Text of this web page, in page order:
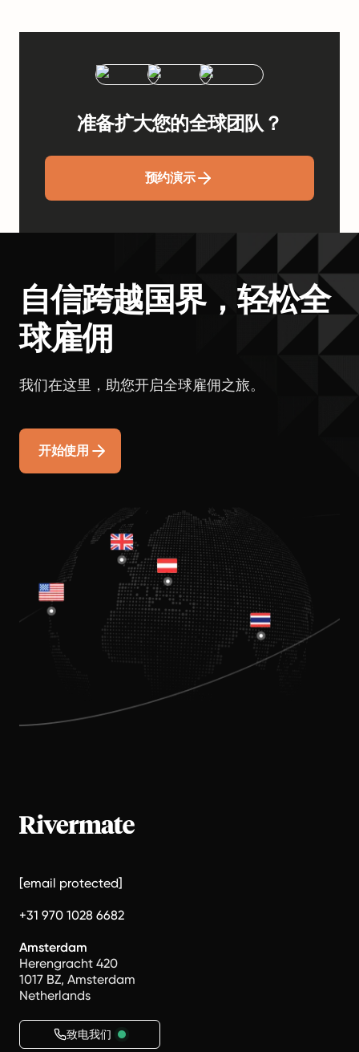
准备扩大您的全球团队？
预约演示
自信跨越国界，轻松全
球雇佣
我们在这里，助您开启全球雇佣之旅。
开始使用
[email protected]
+31 970 1028 6682
Amsterdam
Herengracht 420
1017 BZ, Amsterdam
Netherlands
致电我们